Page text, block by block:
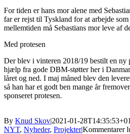
For tiden er hans mor alene med
far er rejst til Tyskland for at arbejde
mellemtiden må Sebastians mor leve af
Med protesen
Der blev i vinteren 2018/19 bestilt en ny
hjælp fra gode DBM-støtter her i
låret og ned. I maj måned blev den
så han har et godt ben mange år
sponseret protesen.
By Knud Skov|2021-01-
NYT, Nyheder, Projekter|Kommentarer